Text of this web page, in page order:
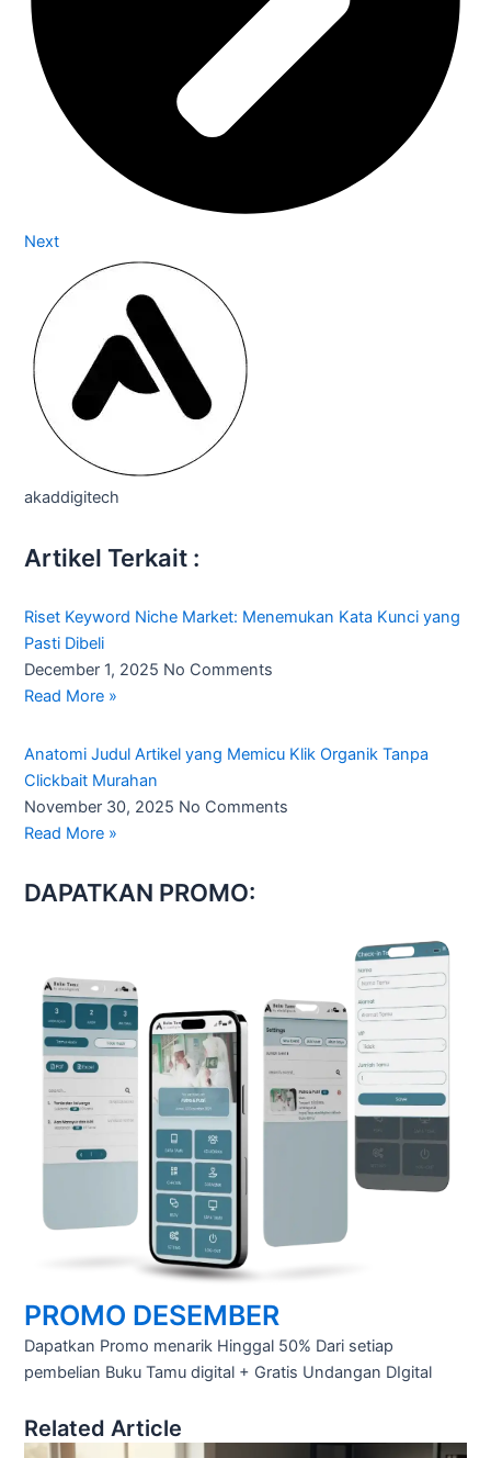
Next
akaddigitech
Artikel Terkait :
Riset Keyword Niche Market: Menemukan Kata Kunci yang
Pasti Dibeli
December 1, 2025 No Comments
Read More »
Anatomi Judul Artikel yang Memicu Klik Organik Tanpa
Clickbait Murahan
November 30, 2025 No Comments
Read More »
DAPATKAN PROMO:
PROMO DESEMBER
Dapatkan Promo menarik Hinggal 50% Dari setiap
pembelian Buku Tamu digital + Gratis Undangan DIgital
Related Article